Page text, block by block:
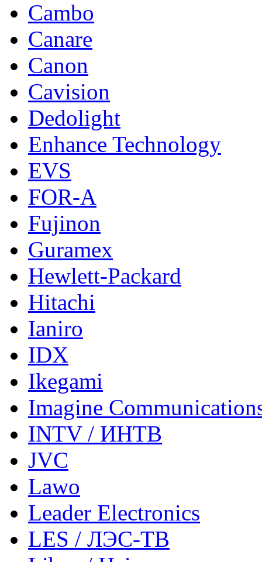
Cambo
Canare
Canon
Cavision
Dedolight
Enhance Technology
EVS
FOR-A
Fujinon
Guramex
Hewlett-Packard
Hitachi
Ianiro
IDX
Ikegami
Imagine
INTV / ИНТВ
JVC
Lawo
Leader Electronics
LES / ЛЭС-ТВ